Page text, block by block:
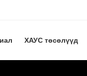
ХАУС төсөлүүд